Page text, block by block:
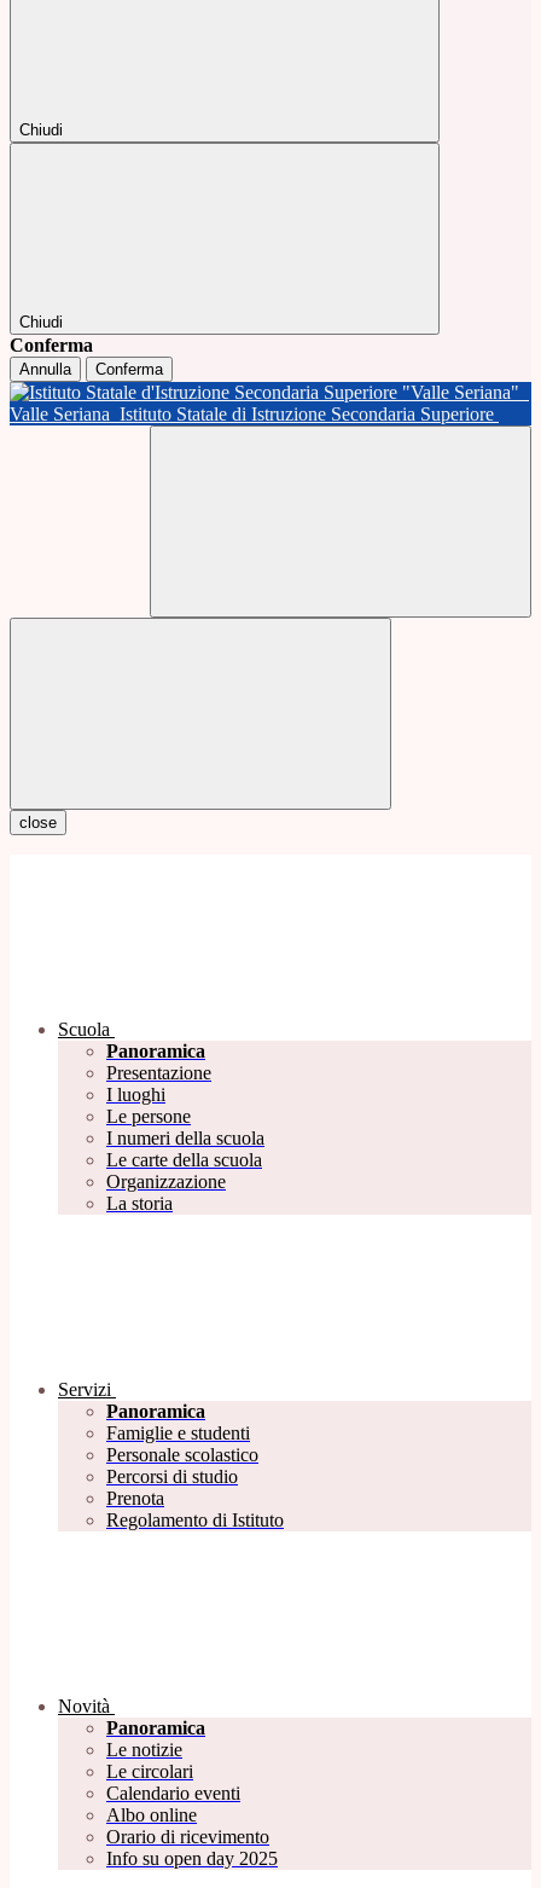
Chiudi
Chiudi
Conferma
Annulla Conferma
Valle Seriana Istituto Statale di Istruzione Secondaria Superiore
close
Scuola
Panoramica
Presentazione
I luoghi
Le persone
I numeri della scuola
Le carte della scuola
Organizzazione
La storia
Servizi
Panoramica
Famiglie e studenti
Personale scolastico
Percorsi di studio
Prenota
Regolamento di Istituto
Novità
Panoramica
Le notizie
Le circolari
Calendario eventi
Albo online
Orario di ricevimento
Info su open day 2025